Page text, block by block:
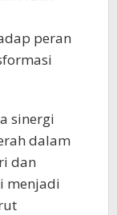
peran
sinergi
dalam
dan
menjadi